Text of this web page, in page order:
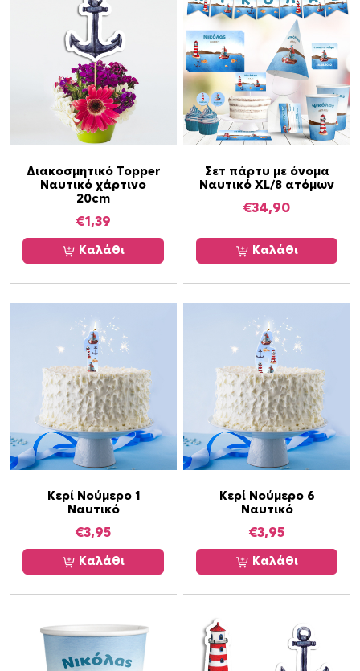
Διακοσμητικό Topper
Ναυτικό χάρτινο
20cm
€1,39
Καλάθι
Σετ πάρτυ με όνομα
Ναυτικό XL/8 ατόμων
€34,90
Καλάθι
Κερί Νούμερο 1
Ναυτικό
€3,95
Καλάθι
Κερί Νούμερο 6
Ναυτικό
€3,95
Καλάθι